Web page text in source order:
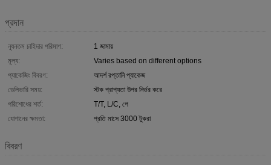
প্রদান
ন্যূনতম চাহিদার পরিমাণ:
1 জামায়
মূল্য:
Varies based on different options
প্যাকেজিং বিবরণ:
আদর্শ রপ্তানি প্যাকেজ
ডেলিভারি সময়:
স্টক প্রাপ্যতা উপর নির্ভর করে
পরিশোধের শর্ত:
T/T, L/C, পে
যোগানের ক্ষমতা:
প্রতি মাসে 3000 টুকরা
বিবরণ